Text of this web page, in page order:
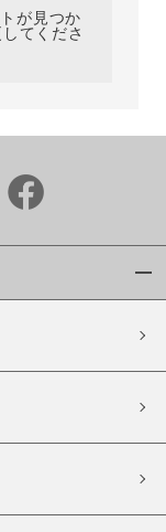
が見つか
てくださ